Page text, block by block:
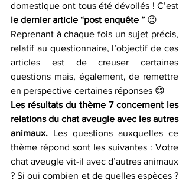
le dernier article “post enquête ” 😉
Reprenant à chaque fois un sujet précis,
relatif au questionnaire, l’objectif de ces
articles est de creuser certaines
questions mais, également, de remettre
en perspective certaines réponses 😊
Les résultats du thème 7 concernent les
relations du chat aveugle avec les autres
animaux. Les questions auxquelles ce
thème répond sont les suivantes : Votre
chat aveugle vit-il avec d’autres animaux
? Si oui combien et de quelles espèces ?